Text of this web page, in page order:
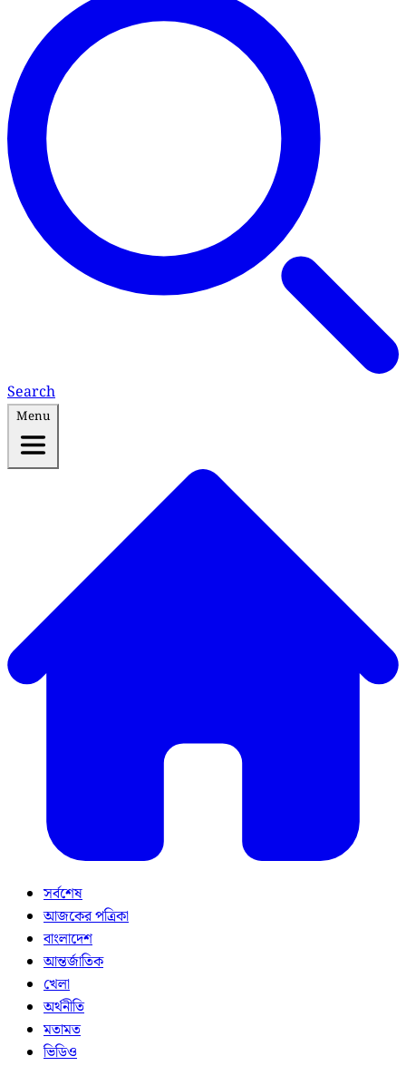
Search
Menu
সর্বশেষ
আজকের পত্রিকা
বাংলাদেশ
আন্তর্জাতিক
খেলা
অর্থনীতি
মতামত
ভিডিও